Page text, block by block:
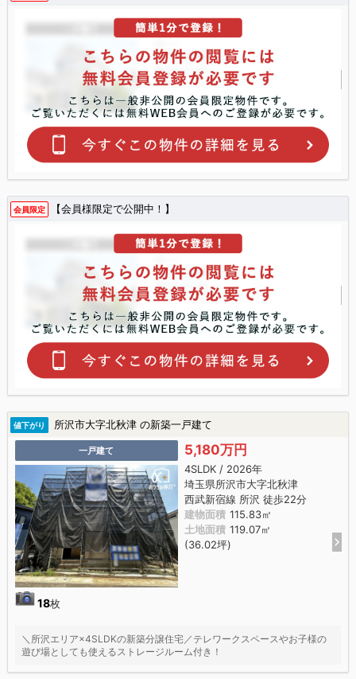
会員限定 【会員様限定で公開中！】
値下がり 所沢市大字北秋津 の新築一戸建て
一戸建て
18枚
5,180万円
4SLDK / 2026年
埼玉県所沢市大字北秋津
西武新宿線 所沢 徒歩22分
建物面積 115.83㎡
土地面積 119.07㎡
(36.02坪)
＼所沢エリア×4SLDKの新築分譲住宅／テレワークスペースやお子様の
遊び場としても使えるストレージルーム付き！